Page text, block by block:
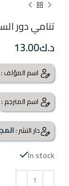
تنامي دور
د.ك13.00
اسم المؤلف :
اسم المترجم :
دار النشر :
In stock